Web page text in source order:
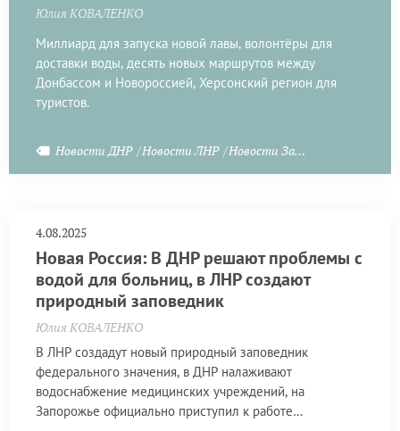
Юлия КОВАЛЕНКО
Миллиард для запуска новой лавы, волонтёры для
доставки воды, десять новых маршрутов между
Донбассом и Новороссией, Херсонский регион для
туристов.
Новости ДНР Новости ЛНР Новости Запорожья
4.08.2025
Новая Россия: В ДНР решают проблемы с
водой для больниц, в ЛНР создают
природный заповедник
Юлия КОВАЛЕНКО
В ЛНР создадут новый природный заповедник
федерального значения, в ДНР налаживают
водоснабжение медицинских учреждений, на
Запорожье официально приступил к работе